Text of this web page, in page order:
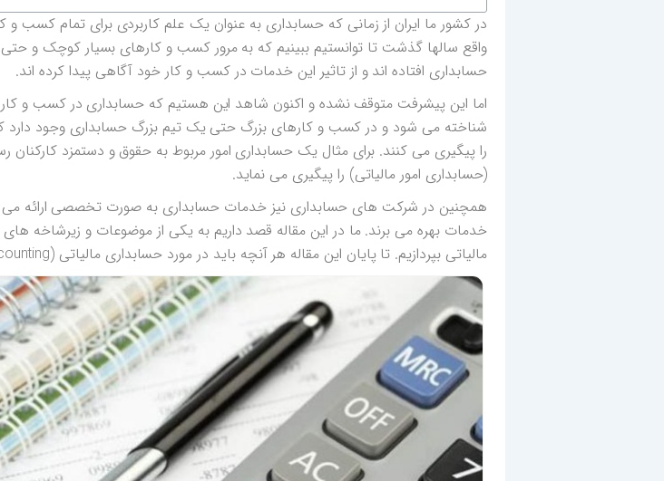
در کشور ما ایران از زمانی که حسابداری به عنوان یک علم کاربردی برای تمام کسب
واقع سالها گذشت تا توانستیم ببینیم که به مرور کسب و کارهای بسیار کوچک و حتی
حسابداری افتاده اند و از تاثیر این خدمات در کسب و کار خود آگاهی پیدا کرده اند.
اما این پیشرفت متوقف نشده و اکنون شاهد این هستیم که حسابداری در کسب و
شناخته می شود و در کسب و کارهای بزرگ حتی یک تیم بزرگ حسابداری وجود دارد
را پیگیری می کنند. برای مثال یک حسابداری امور مربوط به حقوق و دستمزد
(حسابداری امور مالیاتی) را پیگیری می نماید.
همچنین در شرکت های حسابداری نیز خدمات حسابداری به صورت تخصصی ارائه می
خدمات بهره می برند. ما در این مقاله قصد داریم به یکی از موضوعات و زیرشاخه
مالیاتی بپردازیم. تا پایان این مقاله هر آنچه باید در مورد حسابداری مالیاتی (Tax Accounting) بدانید را بازگو می کنیم.